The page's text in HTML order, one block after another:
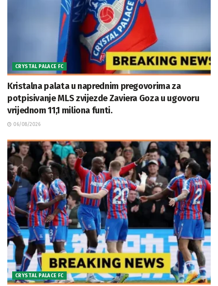
CRYSTAL PALACE FC
Kristalna palata u naprednim pregovorima za
potpisivanje MLS zvijezde Zaviera Goza u ugovoru
vrijednom 11,1 miliona funti.
06/08/2026
CRYSTAL PALACE FC